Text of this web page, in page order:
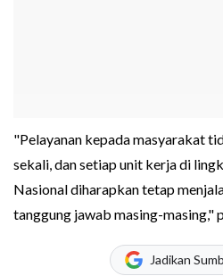
"Pelayanan kepada masyarakat
sekali, dan setiap unit kerja di
Nasional diharapkan tetap
tanggung jawab masing-masing,"
Jadikan